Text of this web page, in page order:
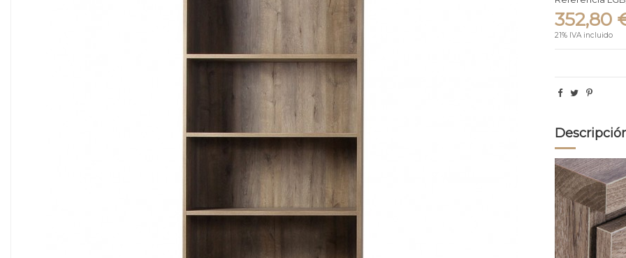
352,80
21% IVA incluido